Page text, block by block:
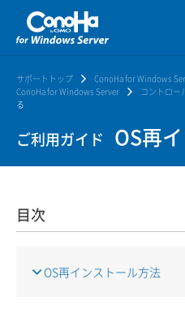
サポートトップ ConoHa for Windows
ConoHa for Windows Server
コントロー
る
ご利用ガイド OS再
目次
OS再インストール方法